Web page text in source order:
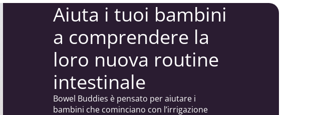
Aiuta i tuoi bambini
a comprendere la
loro nuova routine
intestinale
Bowel Buddies è pensato per aiutare i
bambini che cominciano con l’irrigazione